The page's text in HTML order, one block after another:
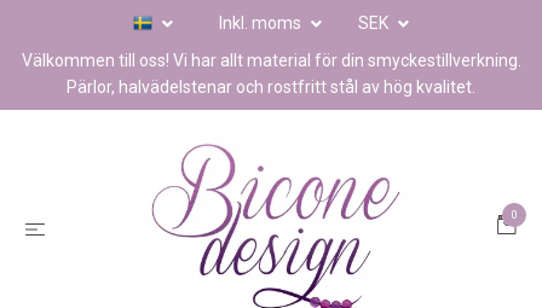
Inkl. moms
SEK
Välkommen till oss! Vi har allt material för din smyckestillverkning.
Pärlor, halvädelstenar och rostfritt stål av hög kvalitet.
0